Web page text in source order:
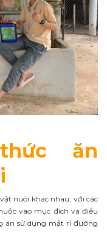
ăn
nuôi khác nhau, với các
vào mục đích và điều
án sử dụng mật rỉ đường